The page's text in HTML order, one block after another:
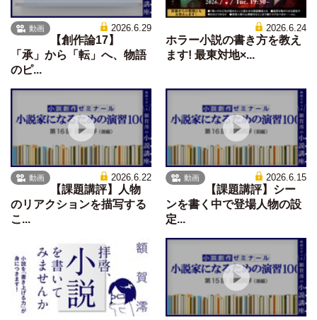
動画 2026.6.29
【創作論17】
「承」から「転」へ、物語
のピ...
2026.6.24
ホラー小説の書き方を教え
ます! 最東対地×...
動画 2026.6.22
【課題講評】人物
のリアクションを描写する
こ...
動画 2026.6.15
【課題講評】シー
ンを書く中で登場人物の設
定...